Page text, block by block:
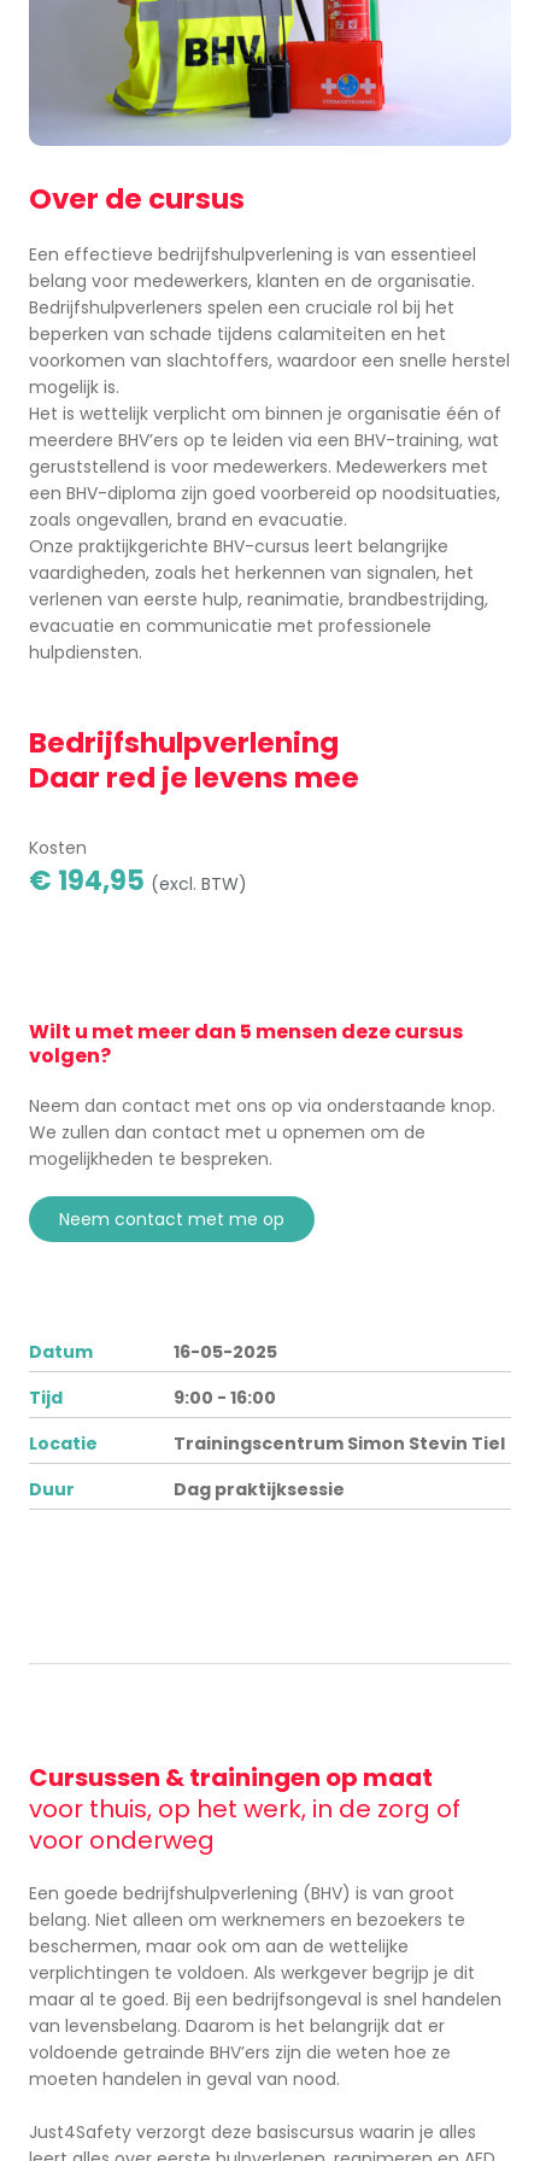
Over de cursus
Een effectieve bedrijfshulpverlening is van essentieel
belang voor medewerkers, klanten en de organisatie.
Bedrijfshulpverleners spelen een cruciale rol bij het
beperken van schade tijdens calamiteiten en het
voorkomen van slachtoffers, waardoor een snelle herstel
mogelijk is.
Het is wettelijk verplicht om binnen je organisatie één of
meerdere BHV’ers op te leiden via een BHV-training, wat
geruststellend is voor medewerkers. Medewerkers met
een BHV-diploma zijn goed voorbereid op noodsituaties,
zoals ongevallen, brand en evacuatie.
Onze praktijkgerichte BHV-cursus leert belangrijke
vaardigheden, zoals het herkennen van signalen, het
verlenen van eerste hulp, reanimatie, brandbestrijding,
evacuatie en communicatie met professionele
hulpdiensten.
Bedrijfshulpverlening
Daar red je levens mee
Kosten
€ 194,95 (excl. BTW)
Wilt u met meer dan 5 mensen deze cursus
volgen?
Neem dan contact met ons op via onderstaande knop.
We zullen dan contact met u opnemen om de
mogelijkheden te bespreken.
neem contact met me op
Datum
16-05-2025
Tijd
9:00 - 16:00
Locatie
Trainingscentrum Simon Stevin Tiel
Duur
Dag praktijksessie
Cursussen & trainingen op maat
voor thuis, op het werk, in de zorg of
voor onderweg
Een goede bedrijfshulpverlening (BHV) is van groot
belang. Niet alleen om werknemers en bezoekers te
beschermen, maar ook om aan de wettelijke
verplichtingen te voldoen. Als werkgever begrijp je dit
maar al te goed. Bij een bedrijfsongeval is snel handelen
van levensbelang. Daarom is het belangrijk dat er
voldoende getrainde BHV’ers zijn die weten hoe ze
moeten handelen in geval van nood.
Just4Safety verzorgt deze basiscursus waarin je alles